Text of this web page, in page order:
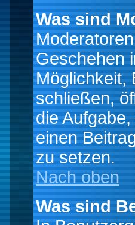
Was sind
Geschehen
Möglichkeit,
schließen,
die
einen
zu setzen.
Nach oben
Was sind